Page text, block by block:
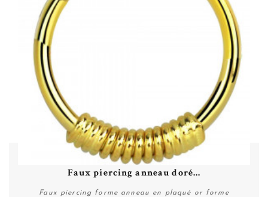
Faux piercing anneau doré...
Faux piercing forme anneau en plaqué or forme